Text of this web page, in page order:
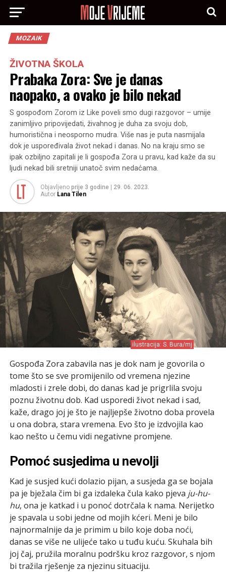
MOZAIK
ŽIVOTNA ŠKOLA
Prabaka Zora: Sve je danas
naopako, a ovako je bilo nekad
S gospođom Zorom iz Like poveli smo dugi razgovor – umije
zanimljivo pripovijedati, živahnog je duha za svoju dob,
humoristična i neosporno mudra. Više nas je puta nasmijala
dok je uspoređivala život nekad i danas. No na kraju smo se
ipak ozbiljno zapitali je li gospođa Zora u pravu, kad kaže da su
ljudi nekad bili sretniji unatoč svim nedaćama.
Objavljeno prije 3 godine
29. 06. 2023.
Autor Lana Tilen
ilustracija: S. Bura/mj
Gospođa Zora zabavila nas je dok nam je govorila o
tome što se sve promijenilo od vremena njezine
mladosti i zrele dobi, do danas kad je prigrlila svoju
poznu životnu dob. Kad usporedi život nekad i sad,
kaže, drago joj je što je najljepše životno doba provela
u ona dobra, stara vremena. Evo što je izdvojila kao
kao nešto u čemu vidi negativne promjene.
Pomoć susjedima u nevolji
Kad je susjed kući dolazio pijan, a susjeda ga se bojala
pa je bježala čim bi ga izdaleka čula kako pjeva ju-hu-
hu, ona je katkad i u ponoć dotrčala k nama. Nerijetko
je spavala u sobi jedne od mojih kćeri. Meni je bilo
najnormalnije da je primim u bilo koje doba noći,
danas se više ne ulijeće tako u tuđu kuću. Skuhala bih
joj čaj, pružila moralnu podršku kroz razgovor, s njom
bi tražila rješenje za njezinu situaciju.